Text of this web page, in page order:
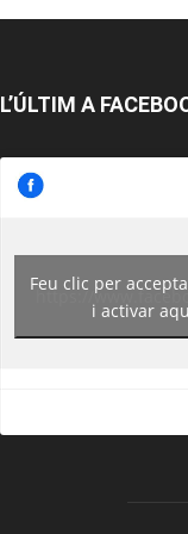
L’ÚLTIM A
https://
Feu clic per
i activar